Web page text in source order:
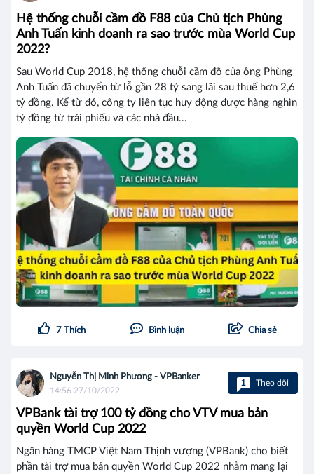
Hệ thống chuỗi cầm đồ F88 của Chủ tịch Phùng
Anh Tuấn kinh doanh ra sao trước mùa World Cup
2022?
Sau World Cup 2018, hệ thống chuỗi cầm đồ của ông Phùng
Anh Tuấn đã chuyển từ lỗ gần 28 tỷ sang lãi sau thuế hơn 2,6
tỷ đồng. Kể từ đó, công ty liên tục huy động được hàng nghìn
tỷ đồng từ trái phiếu và các nhà đầu...
7 Thích Bình luận Chia sẻ
Nguyễn Thị Minh Phương - VPBanker
14:56 27/10/2022
1 Theo dõi
VPBank tài trợ 100 tỷ đồng cho VTV mua bản
quyền World Cup 2022
Ngân hàng TMCP Việt Nam Thịnh vượng (VPBank) cho biết
phần tài trợ mua bản quyền World Cup 2022 nhằm mang lại